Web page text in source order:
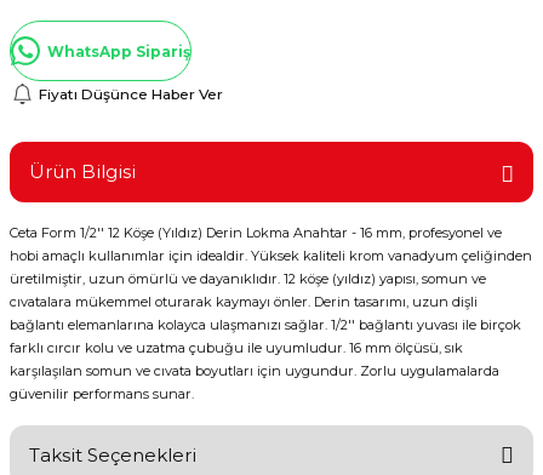
WhatsApp Sipariş
Fiyatı Düşünce Haber Ver
Ürün Bilgisi
Ceta Form 1/2'' 12 Köşe (Yıldız) Derin Lokma Anahtar - 16 mm, profesyonel ve
hobi amaçlı kullanımlar için idealdir. Yüksek kaliteli krom vanadyum çeliğinden
üretilmiştir, uzun ömürlü ve dayanıklıdır. 12 köşe (yıldız) yapısı, somun ve
cıvatalara mükemmel oturarak kaymayı önler. Derin tasarımı, uzun dişli
bağlantı elemanlarına kolayca ulaşmanızı sağlar. 1/2'' bağlantı yuvası ile birçok
farklı cırcır kolu ve uzatma çubuğu ile uyumludur. 16 mm ölçüsü, sık
karşılaşılan somun ve cıvata boyutları için uygundur. Zorlu uygulamalarda
güvenilir performans sunar.
Taksit Seçenekleri